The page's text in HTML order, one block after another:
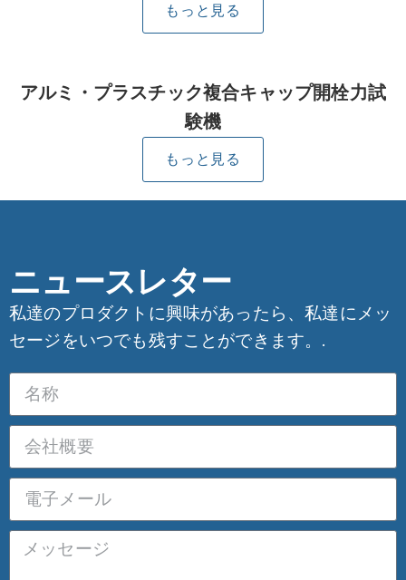
もっと見る
アルミ・プラスチック複合キャップ開栓力試
験機
もっと見る
ニュースレター
私達のプロダクトに興味があったら、私達にメッ
セージをいつでも残すことができます。.